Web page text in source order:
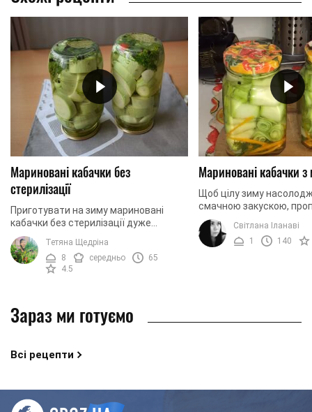
Мариновані кабачки без
стерилізації
Приготувати на зиму мариновані
кабачки без стерилізації дуже
просто. Спеціально для любителів
домашніх закусок ми підготували
смачний і нескладний ...
Тетяна Щедріна
8
середньо
65
4.5
Мариновані кабачки
Щоб цілу зиму
смачною закускою,
простий рецепт
кабачків із морквою.
зможете почастувати
Світлана Іланаві
1
140
Зараз ми готуємо
Всі рецепти